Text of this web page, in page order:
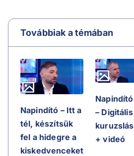
Továbbiak a témában
Napindító – Itt a
tél, készítsük
fel a hidegre a
kiskedvenceket
Napindító
– Digitális
kuruzslás
+ videó